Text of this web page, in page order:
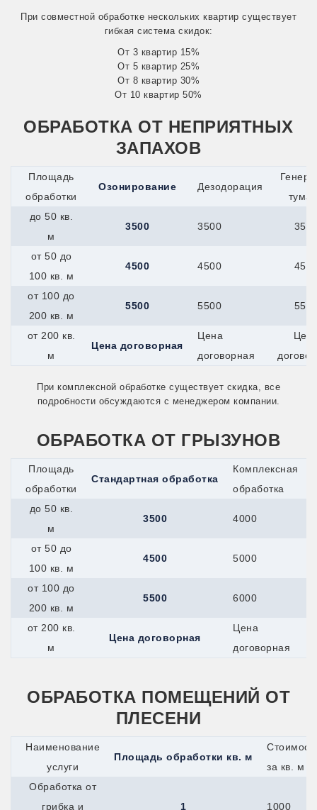
Усть-Катав
Куйбышев
Кумертау
Курлово
Курчатов
Куса
Ленинск-Кузнецкий
Междуреченск
Прокопьевск
Юрга
Узловая
Лабинск
Ломоносов
Лыткарино
Мамадыш
Минеральные-Воды
Минусинск
Мичуринск
Можга
Муром
Нефтекамск
Новомичуринск
Новошахтинск
Ногинск
Обнинск
Озёры
Павловский Посад
Переславль-Залесский
Подпорожье
Пушкино
Пущино
Ржев
При совместной обработке нескольких квартир существует
гибкая система скидок:
От 3 квартир 15%
От 5 квартир 25%
От 8 квартир 30%
От 10 квартир 50%
ОБРАБОТКА ОТ НЕПРИЯТНЫХ
ЗАПАХОВ
Площадь
обработки
Озонирование Дезодорация
до 50 кв.
м
3500 3500
от 50 до
100 кв. м
4500 4500
от 100 до
200 кв. м
5500 5500
от 200 кв.
м
Цена договорная
Цена
договорная
При комплексной обработке существует скидка, все
подробности обсуждаются с менеджером компании.
ОБРАБОТКА ОТ ГРЫЗУНОВ
Площадь
обработки
Стандартная обработка
Комплексная
обработка
до 50 кв.
м
3500 4000
от 50 до
100 кв. м
4500 5000
от 100 до
200 кв. м
5500 6000
от 200 кв.
м
Цена договорная
Цена
договорная
ОБРАБОТКА ПОМЕЩЕНИЙ ОТ
ПЛЕСЕНИ
Наименование
услуги
Площадь обработки кв. м
за кв. м
Обработка от
грибка и
1 1000